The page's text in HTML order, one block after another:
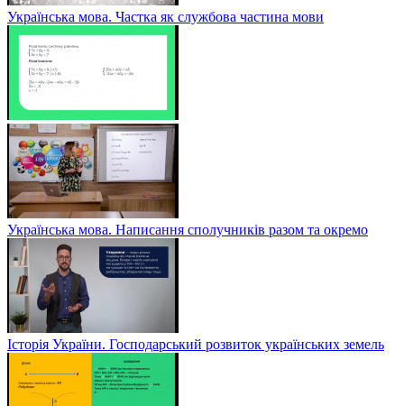
Українська мова. Частка як службова частина мови
Українська мова. Написання сполучників разом та окремо
Історія України. Господарський розвиток українських земель